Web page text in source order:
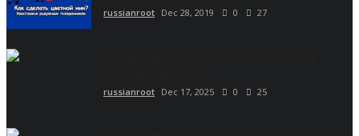
russianroot Dec 28, 2019 0 27
russianroot Dec 17, 2025 0 25